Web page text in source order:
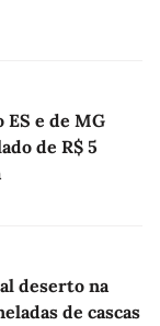
ES e de MG
de R$ 5
deserto na
de cascas